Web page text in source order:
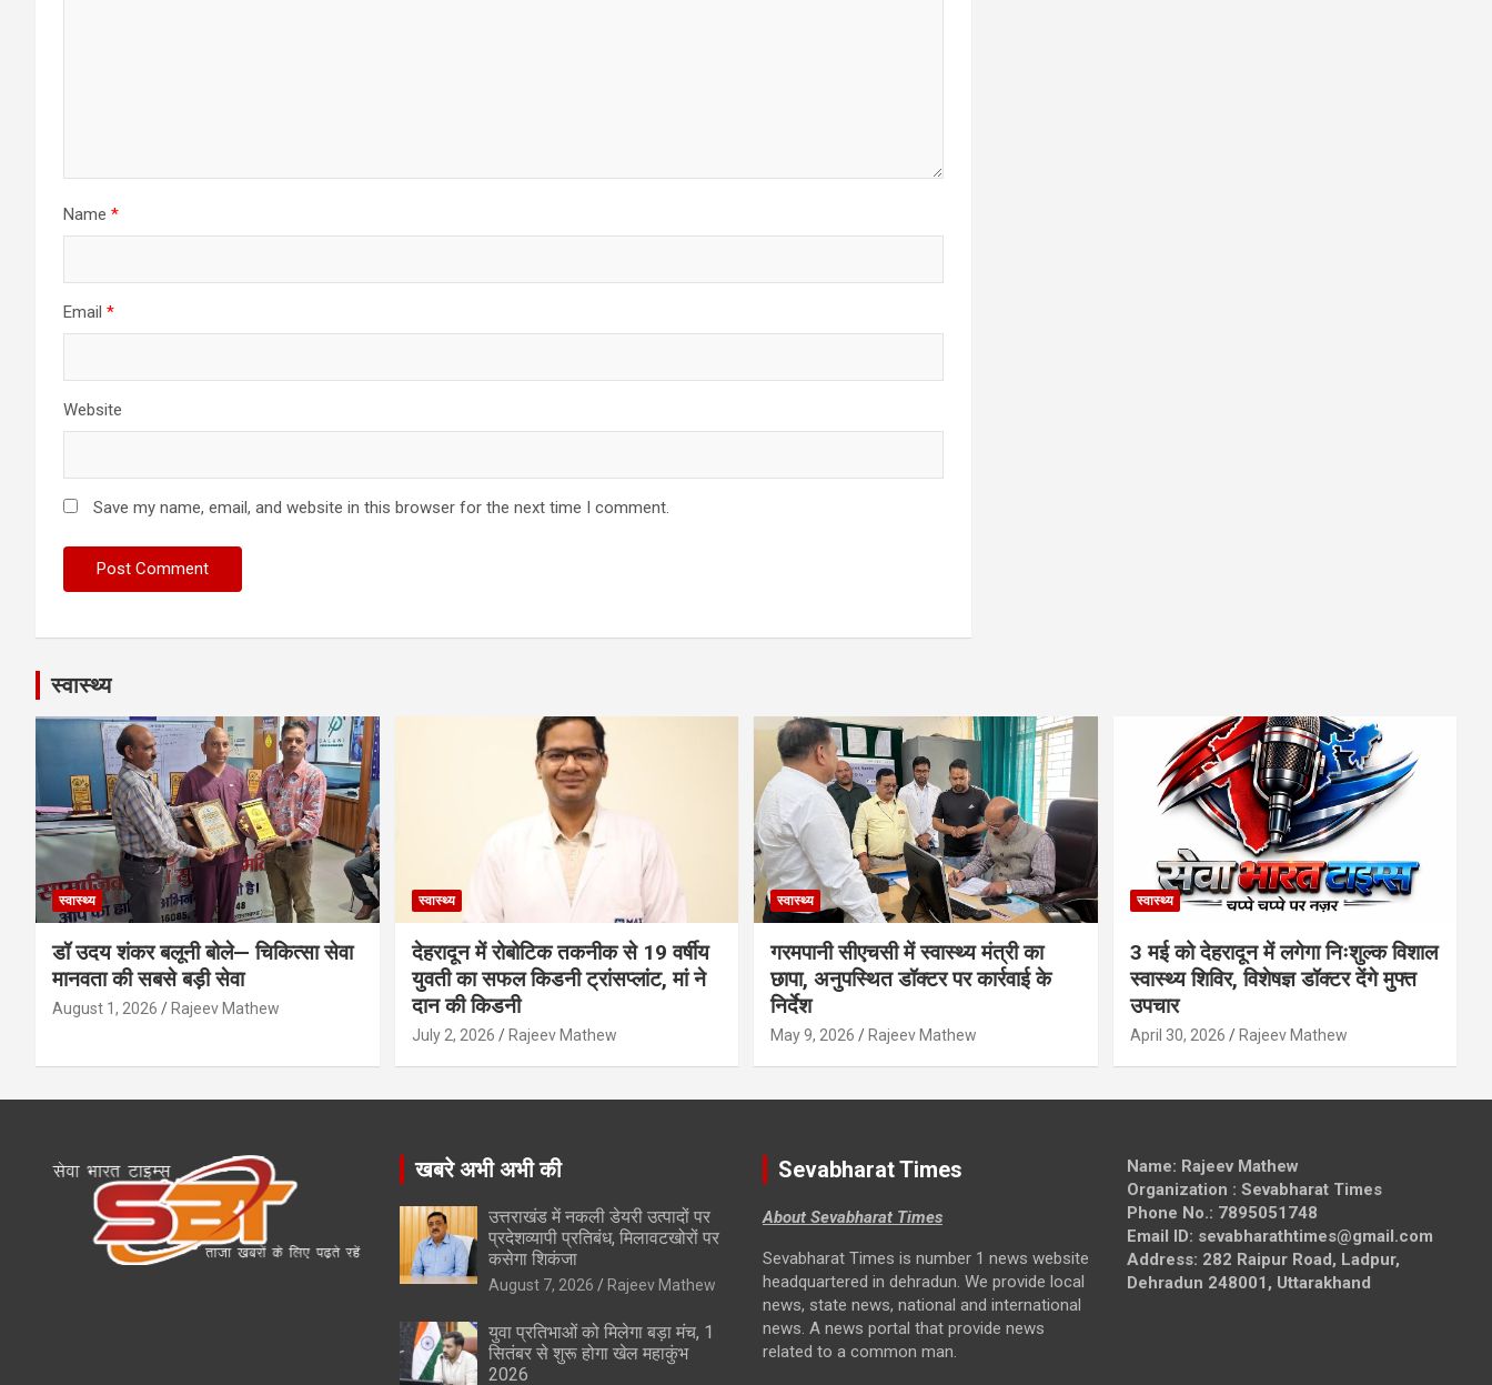
Name *
Email *
Website
Save my name, email, and website in this browser for the next time I comment.
स्वास्थ्य
स्वास्थ्य
डॉ उदय शंकर बलूनी बोले— चिकित्सा सेवा
मानवता की सबसे बड़ी सेवा
August 1, 2026 Rajeev Mathew
स्वास्थ्य
देहरादून में रोबोटिक तकनीक से 19 वर्षीय
युवती का सफल किडनी ट्रांसप्लांट, मां ने
दान की किडनी
July 2, 2026 Rajeev Mathew
स्वास्थ्य
गरमपानी सीएचसी में स्वास्थ्य मंत्री का
छापा, अनुपस्थित डॉक्टर पर कार्रवाई के
निर्देश
May 9, 2026 Rajeev Mathew
स्वास्थ्य
3 मई को देहरादून में लगेगा निःशुल्क विशाल
स्वास्थ्य शिविर, विशेषज्ञ डॉक्टर देंगे मुफ्त
उपचार
April 30, 2026 Rajeev Mathew
खबरे अभी अभी की
उत्तराखंड में नकली डेयरी उत्पादों पर
प्रदेशव्यापी प्रतिबंध, मिलावटखोरों पर
कसेगा शिकंजा
August 7, 2026 Rajeev Mathew
युवा प्रतिभाओं को मिलेगा बड़ा मंच, 1
सितंबर से शुरू होगा खेल महाकुंभ
2026
Sevabharat Times
About Sevabharat Times
Sevabharat Times is number 1 news website
headquartered in dehradun. We provide local
news, state news, national and international
news. A news portal that provide news
related to a common man.
Name: Rajeev Mathew
Organization : Sevabharat Times
Phone No.: 7895051748
Email ID: sevabharathtimes@gmail.com
Address: 282 Raipur Road, Ladpur,
Dehradun 248001, Uttarakhand